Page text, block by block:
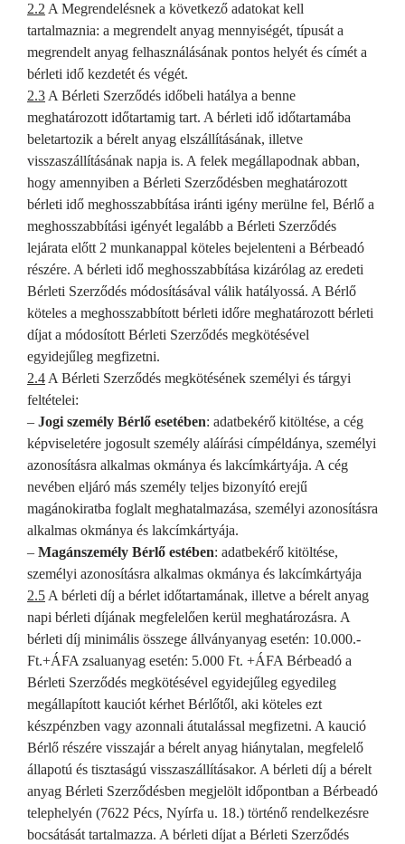
2.2 A Megrendelésnek a következő adatokat kell
tartalmaznia: a megrendelt anyag mennyiségét, típusát a
megrendelt anyag felhasználásának pontos helyét és címét a
bérleti idő kezdetét és végét.
2.3 A Bérleti Szerződés időbeli hatálya a benne
meghatározott időtartamig tart. A bérleti idő időtartamába
beletartozik a bérelt anyag elszállításának, illetve
visszaszállításának napja is. A felek megállapodnak abban,
hogy amennyiben a Bérleti Szerződésben meghatározott
bérleti idő meghosszabbítása iránti igény merülne fel, Bérlő a
meghosszabbítási igényét legalább a Bérleti Szerződés
lejárata előtt 2 munkanappal köteles bejelenteni a Bérbeadó
részére. A bérleti idő meghosszabbítása kizárólag az eredeti
Bérleti Szerződés módosításával válik hatályossá. A Bérlő
köteles a meghosszabbított bérleti időre meghatározott bérleti
díjat a módosított Bérleti Szerződés megkötésével
egyidejűleg megfizetni.
2.4 A Bérleti Szerződés megkötésének személyi és tárgyi
feltételei:
– Jogi személy Bérlő esetében: adatbekérő kitöltése, a cég
képviseletére jogosult személy aláírási címpéldánya, személyi
azonosításra alkalmas okmánya és lakcímkártyája. A cég
nevében eljáró más személy teljes bizonyító erejű
magánokiratba foglalt meghatalmazása, személyi azonosításra
alkalmas okmánya és lakcímkártyája.
– Magánszemély Bérlő estében: adatbekérő kitöltése,
személyi azonosításra alkalmas okmánya és lakcímkártyája
2.5 A bérleti díj a bérlet időtartamának, illetve a bérelt anyag
napi bérleti díjának megfelelően kerül meghatározásra. A
bérleti díj minimális összege állványanyag esetén: 10.000.-
Ft.+ÁFA zsaluanyag esetén: 5.000 Ft. +ÁFA Bérbeadó a
Bérleti Szerződés megkötésével egyidejűleg egyedileg
megállapított kauciót kérhet Bérlőtől, aki köteles ezt
készpénzben vagy azonnali átutalással megfizetni. A kaució
Bérlő részére visszajár a bérelt anyag hiánytalan, megfelelő
állapotú és tisztaságú visszaszállításakor. A bérleti díj a bérelt
anyag Bérleti Szerződésben megjelölt időpontban a Bérbeadó
telephelyén (7622 Pécs, Nyírfa u. 18.) történő rendelkezésre
bocsátását tartalmazza. A bérleti díjat a Bérleti Szerződés